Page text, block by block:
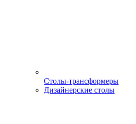
Столы-трансформеры
Дизайнерские столы